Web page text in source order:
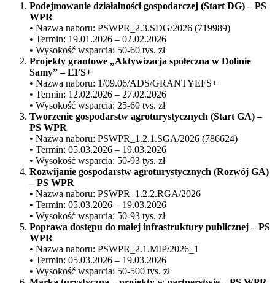
Podejmowanie działalności gospodarczej (Start DG) – PS
WPR
• Nazwa naboru: PSWPR_2.3.SDG/2026 (719989)
• Termin: 19.01.2026 – 02.02.2026
• Wysokość wsparcia: 50-60 tys. zł
Projekty grantowe „Aktywizacja społeczna w Dolinie
Samy” – EFS+
• Nazwa naboru: 1/09.06/ADS/GRANTYEFS+
• Termin: 12.02.2026 – 27.02.2026
• Wysokość wsparcia: 25-60 tys. zł
Tworzenie gospodarstw agroturystycznych (Start GA) –
PS WPR
• Nazwa naboru: PSWPR_1.2.1.SGA/2026 (786624)
• Termin: 05.03.2026 – 19.03.2026
• Wysokość wsparcia: 50-93 tys. zł
Rozwijanie gospodarstw agroturystycznych (Rozwój GA)
– PS WPR
• Nazwa naboru: PSWPR_1.2.2.RGA/2026
• Termin: 05.03.2026 – 19.03.2026
• Wysokość wsparcia: 50-93 tys. zł
Poprawa dostępu do małej infrastruktury publicznej – PS
WPR
• Nazwa naboru: PSWPR_2.1.MIP/2026_1
• Termin: 05.03.2026 – 19.03.2026
• Wysokość wsparcia: 50-500 tys. zł